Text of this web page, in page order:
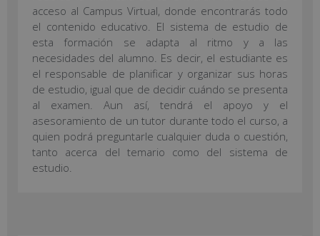
acceso al Campus Virtual, donde encontrarás todo
el contenido educativo. El sistema de estudio de
esta formación se adapta al ritmo y a las
necesidades del alumno. Es decir, el estudiante es
el responsable de planificar y organizar sus horas
de estudio, igual que de decidir cuándo se presenta
al examen. Aun así, tendrá el apoyo y el
asesoramiento de un tutor durante todo el curso, a
quien podrá preguntarle cualquier duda o cuestión,
tanto acerca del temario como del sistema de
estudio.